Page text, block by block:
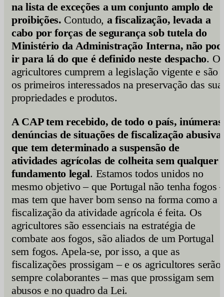
na lista de exceções a um conjunto amplo de
proibições. Contudo, a fiscalização, levada a
cabo por forças de segurança sob tutela do
Ministério da Administração Interna, não
ir para lá do que é definido neste despacho. Os
agricultores cumprem a legislação vigente e são
os primeiros interessados na preservação das
propriedades e produtos.
A CAP tem recebido, de todo o país, inúmeras
denúncias de situações de fiscalização abusiva
que tem determinado a suspensão de
atividades agrícolas de colheita sem qualquer
fundamento legal. Estamos todos unidos no
mesmo objetivo – que Portugal não tenha fogos
mas tem que haver bom senso na forma como a
fiscalização da atividade agrícola é feita. Os
agricultores são essenciais na estratégia de
combate aos fogos, são aliados de um Portugal
sem fogos. Apela-se, por isso, a que as
fiscalizações prossigam – e os agricultores serão
sempre colaborantes – mas que prossigam sem
abusos e no quadro da Lei.